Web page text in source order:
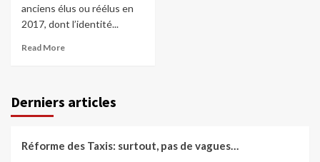
anciens élus ou réélus en
2017, dont l’identité...
Read More
Derniers articles
Réforme des Taxis: surtout, pas de vagues…